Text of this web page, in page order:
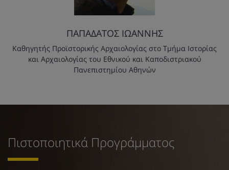
ΠΑΠΑΔΑΤΟΣ ΙΩΑΝΝΗΣ
Καθηγητής Προϊστορικής Αρχαιολογίας στο Τμήμα Ιστορίας
και Αρχαιολογίας του Εθνικού και Καποδιστριακού
Πανεπιστημίου Αθηνών
Πιστοποιητικά Προγράμματος